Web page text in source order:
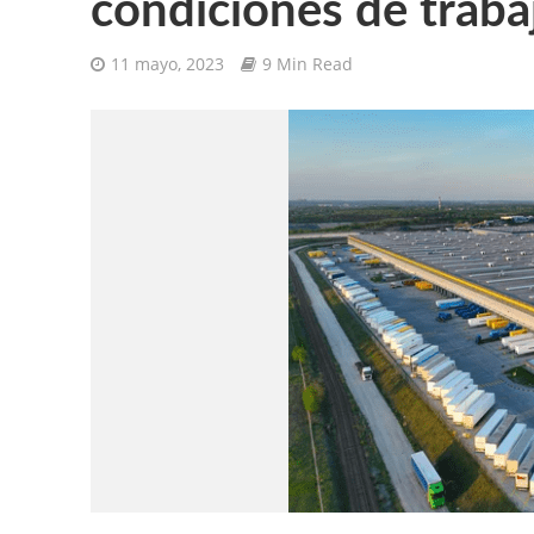
condiciones de
11 mayo, 2023 9 Min Read